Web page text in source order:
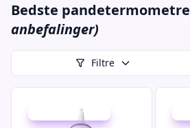
Bedste pandetermometre
anbefalinger)
Filtre
Udsalg - spar 23 %